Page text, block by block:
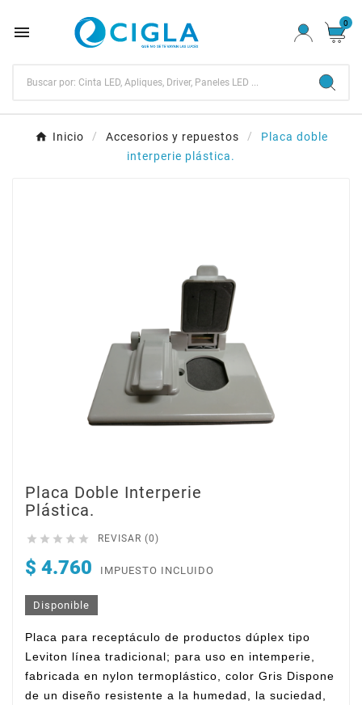
 0
Inicio Accesorios y repuestos
Placa doble
interperie plástica.
Placa Doble Interperie
Plástica.
     REVISAR (0)
$ 4.760 IMPUESTO INCLUIDO
Disponible
Placa para receptáculo de productos dúplex tipo
Leviton línea tradicional; para uso en intemperie,
fabricada en nylon termoplástico, color Gris Dispone
de un diseño resistente a la humedad, la suciedad,